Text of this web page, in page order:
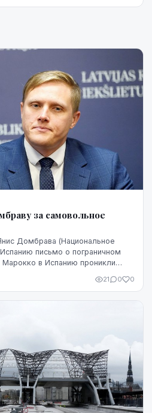
за самовольное
Домбрава (Национальное
письмо о пограничном
Марокко в Испанию проникли
21 0 0